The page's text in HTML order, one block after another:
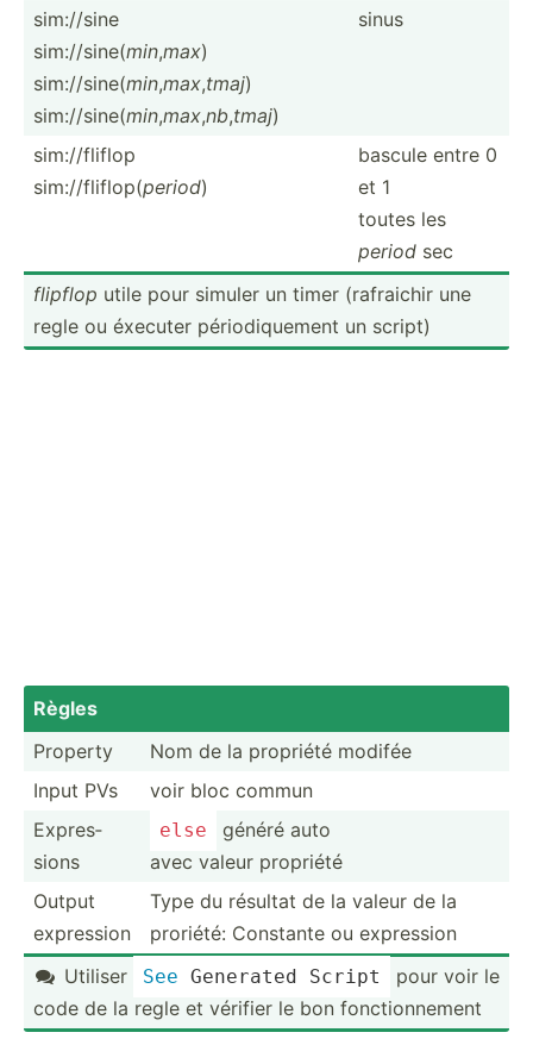
sim://sine
sim://sine(min,max)
sim://sine(min,max,tmaj)
sim://sine(min,max,nb,tmaj)
sinus
sim://fliflop
sim://fliflop(period)
bascule entre 0
et 1
toutes les
period sec
flipflop utile pour simuler un timer (rafra­ichir une
regle ou éxecuter périod­iqu­ement un script)
Règles
Property
Nom de la propriété modifée
Input PVs
voir bloc commun
Expres­
sions
else
généré auto
avec valeur propriété
Output
expression
Type du résultat de la valeur de la
proriété: Constante ou expression
 Utiliser See Generated Script
pour voir le
code de la regle et vérifier le bon foncti­onn­ement